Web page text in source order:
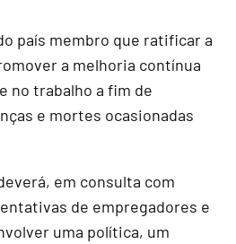
país membro que ratificar a
a melhoria contínua
no trabalho a fim de
e mortes ocasionadas
em consulta com
de empregadores e
uma política, um